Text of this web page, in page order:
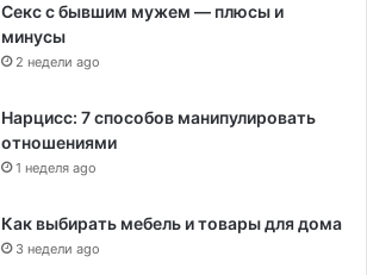
Секс с бывшим мужем — плюсы и
минусы
2 недели ago
Нарцисс: 7 способов манипулировать
отношениями
1 неделя ago
Как выбирать мебель и товары для дома
3 недели ago